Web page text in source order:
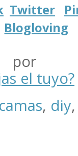
Twitter
Blogloving
el tuyo?
camas, diy